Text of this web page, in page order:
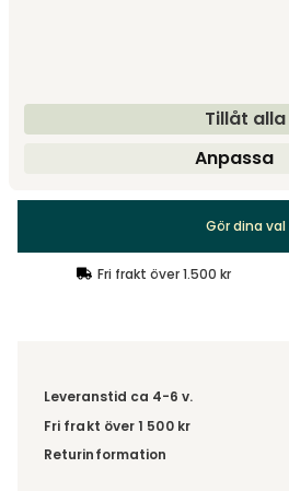
Tillåt alla
Anpassa
Gör dina val
Fri frakt över 1.500 kr
Leveranstid ca 4-6 v.
Fri frakt över 1 500 kr
Välj utförande via 'Gör dina val' för
Returinformation